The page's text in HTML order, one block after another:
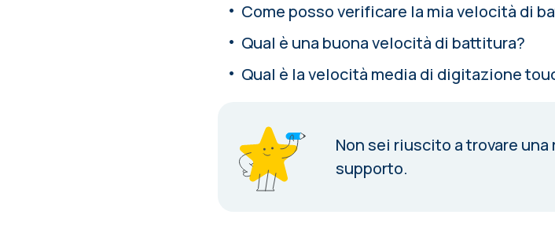
Come posso verificare la mia velocità di
Qual è una buona velocità di battitura?
Qual è la velocità media di digitazione
Non sei riuscito a trovare
supporto.